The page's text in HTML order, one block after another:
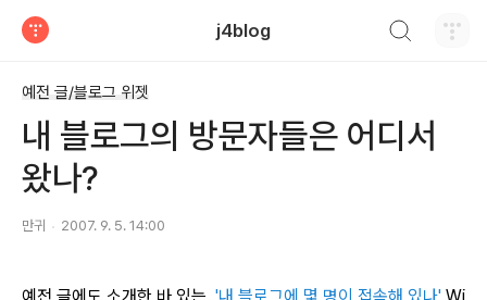
j4blog
예전 글/블로그 위젯
내 블로그의 방문자들은 어디서
왔나?
만귀 2007. 9. 5. 14:00